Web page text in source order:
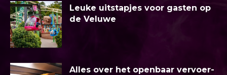
Leuke uitstapjes voor gasten op
de Veluwe
Alles over het openbaar vervoer-